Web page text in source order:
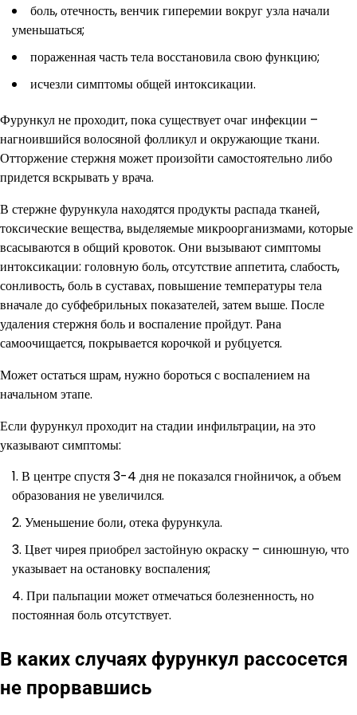
боль, отечность, венчик гиперемии вокруг узла начали
уменьшаться;
пораженная часть тела восстановила свою функцию;
исчезли симптомы общей интоксикации.
Фурункул не проходит, пока существует очаг инфекции –
нагноившийся волосяной фолликул и окружающие ткани.
Отторжение стержня может произойти самостоятельно либо
придется вскрывать у врача.
В стержне фурункула находятся продукты распада тканей,
токсические вещества, выделяемые микроорганизмами, которые
всасываются в общий кровоток. Они вызывают симптомы
интоксикации: головную боль, отсутствие аппетита, слабость,
сонливость, боль в суставах, повышение температуры тела
вначале до субфебрильных показателей, затем выше. После
удаления стержня боль и воспаление пройдут. Рана
самоочищается, покрывается корочкой и рубцуется.
Может остаться шрам, нужно бороться с воспалением на
начальном этапе.
Если фурункул проходит на стадии инфильтрации, на это
указывают симптомы:
В центре спустя 3-4 дня не показался гнойничок, а объем
образования не увеличился.
Уменьшение боли, отека фурункула.
Цвет чирея приобрел застойную окраску – синюшную, что
указывает на остановку воспаления;
При пальпации может отмечаться болезненность, но
постоянная боль отсутствует.
В каких случаях фурункул рассосется
не прорвавшись